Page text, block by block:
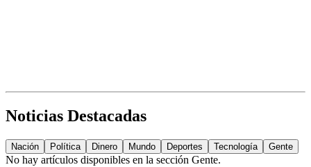
Noticias Destacadas
Nación Política Dinero Mundo Deportes Tecnología Gente
No hay artículos disponibles en la sección Gente.